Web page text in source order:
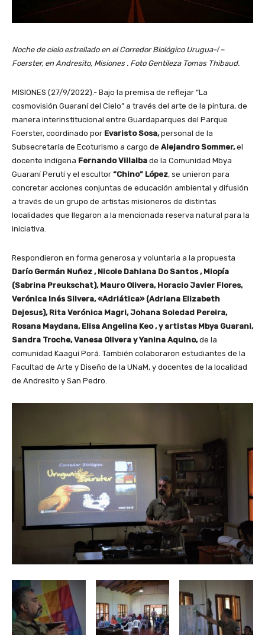
Noche de cielo estrellado en el Corredor Biológico Urugua-í –
Foerster, en Andresito, Misiones . Foto Gentileza Tomas Thibaud.
MISIONES (27/9/2022).- Bajo la premisa de reflejar “La
cosmovisión Guaraní del Cielo” a través del arte de la pintura, de
manera interinstitucional entre Guardaparques del Parque
Foerster, coordinado por Evaristo Sosa,personal de la
Subsecretaría de Ecoturismo a cargo de Alejandro Sommer,el
docente indígena Fernando Villalba de la Comunidad Mbya
Guaraní Perutí y el escultor “Chino” López, se unieron para
concretar acciones conjuntas de educación ambiental y difusión
a través de un grupo de artistas misioneros de distintas
localidades que llegaron a la mencionada reserva natural para la
iniciativa.
Respondieron en forma generosa y voluntaria a la propuesta
Darío Germán Nuñez , Nicole Dahiana Do Santos , Miopía
(Sabrina Preukschat), Mauro Olivera, Horacio Javier Flores,
Verónica Inés Silvera, «Adriática» (Adriana Elizabeth
Dejesus), Rita Verónica Magri, Johana Soledad Pereira,
Rosana Maydana, Elisa Angelina Keo , y artistas Mbya Guarani,
Sandra Troche, Vanesa Olivera y Yanina Aquino,de la
comunidad Kaaguí Porá. También colaboraron estudiantes de la
Facultad de Arte y Diseño de la UNaM, y docentes de la localidad
de Andresito y San Pedro.